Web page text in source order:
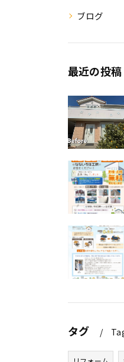
ブログ
最近の投稿
タグ